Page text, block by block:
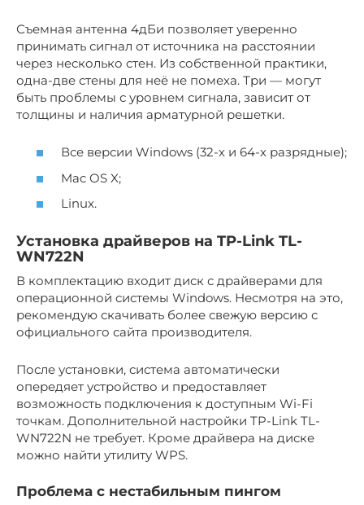
Съемная антенна 4дБи позволяет уверенно
принимать сигнал от источника на расстоянии
через несколько стен. Из собственной практики,
одна-две стены для неё не помеха. Три — могут
быть проблемы с уровнем сигнала, зависит от
толщины и наличия арматурной решетки.
Все версии Windows (32-х и 64-х разрядные);
Mac OS X;
Linux.
Установка драйверов на TP-Link TL-
WN722N
В комплектацию входит диск с драйверами для
операционной системы Windows. Несмотря на это,
рекомендую скачивать более свежую версию с
официального сайта производителя.
После установки, система автоматически
опередяет устройство и предоставляет
возможность подключения к доступным Wi-Fi
точкам. Дополнительной настройки TP-Link TL-
WN722N не требует. Кроме драйвера на диске
можно найти утилиту WPS.
Проблема с нестабильным пингом